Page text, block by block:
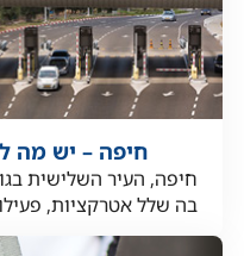
חיפה – יש מה
חיפה, העיר השלישית
בה שלל אטרקציות,